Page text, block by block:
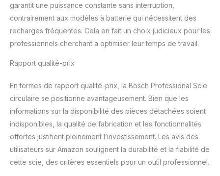
garantit une puissance constante sans interruption,
contrairement aux modèles à batterie qui nécessitent des
recharges fréquentes. Cela en fait un choix judicieux pour les
professionnels cherchant à optimiser leur temps de travail.
Rapport qualité-prix
En termes de rapport qualité-prix, la Bosch Professional Scie
circulaire se positionne avantageusement. Bien que les
informations sur la disponibilité des pièces détachées soient
indisponibles, la qualité de fabrication et les fonctionnalités
offertes justifient pleinement l’investissement. Les avis des
utilisateurs sur Amazon soulignent la durabilité et la fiabilité de
cette scie, des critères essentiels pour un outil professionnel.